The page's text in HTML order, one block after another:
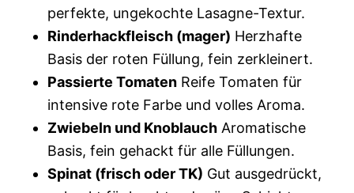
perfekte, ungekochte Lasagne-Textur.
Rinderhackfleisch (mager) Herzhafte
Basis der roten Füllung, fein zerkleinert.
Passierte Tomaten Reife Tomaten für
intensive rote Farbe und volles Aroma.
Zwiebeln und Knoblauch Aromatische
Basis, fein gehackt für alle Füllungen.
Spinat (frisch oder TK) Gut ausgedrückt,